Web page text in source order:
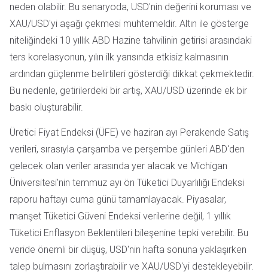
neden olabilir. Bu senaryoda, USD'nin değerini koruması ve
XAU/USD'yi aşağı çekmesi muhtemeldir. Altın ile gösterge
niteliğindeki 10 yıllık ABD Hazine tahvilinin getirisi arasındaki
ters korelasyonun, yılın ilk yarısında etkisiz kalmasının
ardından güçlenme belirtileri gösterdiği dikkat çekmektedir.
Bu nedenle, getirilerdeki bir artış, XAU/USD üzerinde ek bir
baskı oluşturabilir.
Üretici Fiyat Endeksi (ÜFE) ve haziran ayı Perakende Satış
verileri, sırasıyla çarşamba ve perşembe günleri ABD'den
gelecek olan veriler arasında yer alacak ve Michigan
Üniversitesi'nin temmuz ayı ön Tüketici Duyarlılığı Endeksi
raporu haftayı cuma günü tamamlayacak. Piyasalar,
manşet Tüketici Güveni Endeksi verilerine değil, 1 yıllık
Tüketici Enflasyon Beklentileri bileşenine tepki verebilir. Bu
veride önemli bir düşüş, USD'nin hafta sonuna yaklaşırken
talep bulmasını zorlaştırabilir ve XAU/USD'yi destekleyebilir.